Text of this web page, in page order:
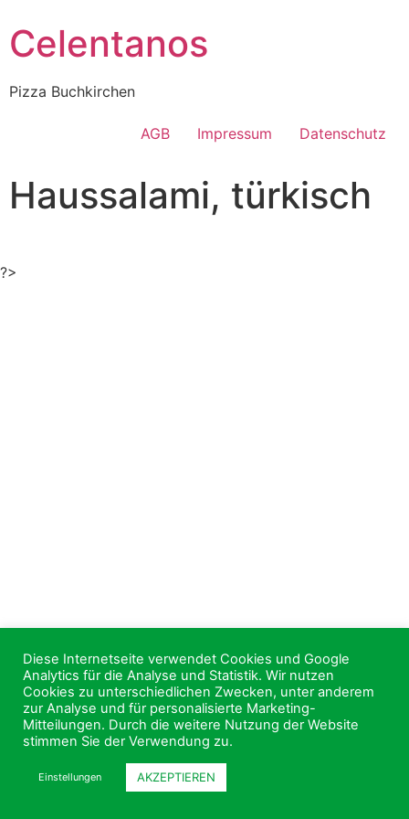
Celentanos
Pizza Buchkirchen
AGB Impressum Datenschutz
Haussalami, türkisch
Diese Internetseite verwendet Cookies und Google
Analytics für die Analyse und Statistik. Wir nutzen
Cookies zu unterschiedlichen Zwecken, unter anderem
zur Analyse und für personalisierte Marketing-
Mitteilungen. Durch die weitere Nutzung der Website
stimmen Sie der Verwendung zu.
Einstellungen AKZEPTIEREN
?>